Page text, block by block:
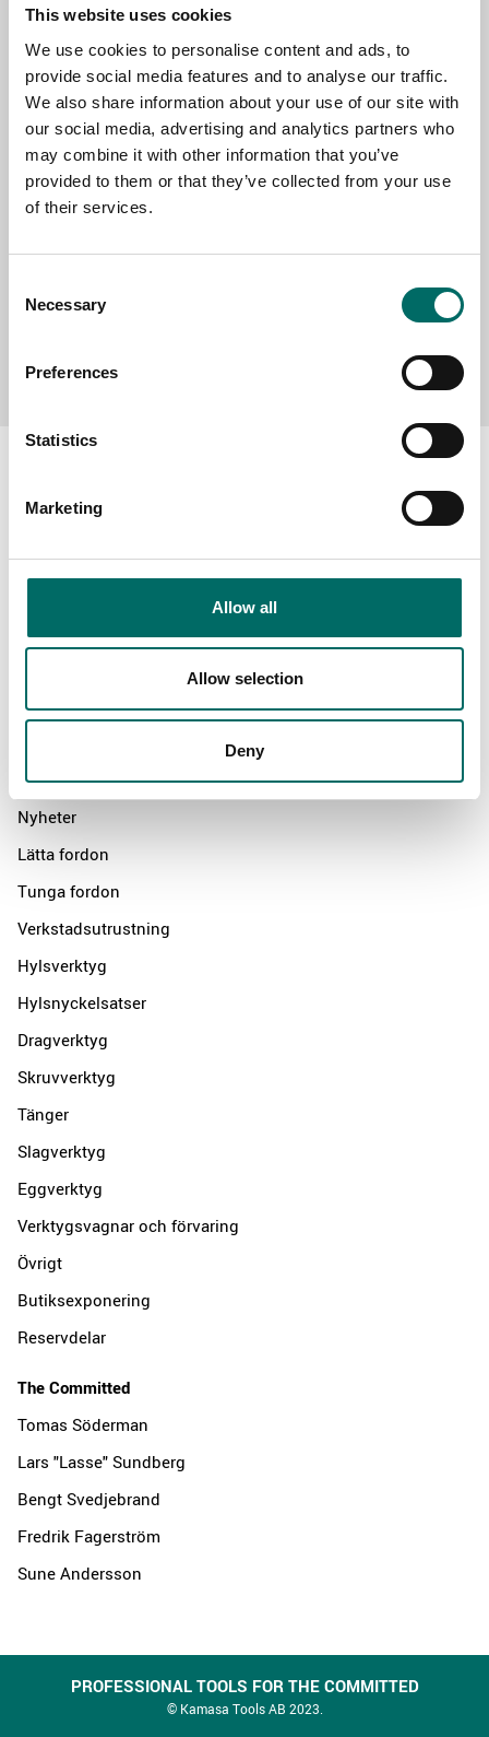
This website uses cookies
We use cookies to personalise content and ads, to
provide social media features and to analyse our traffic.
We also share information about your use of our site with
our social media, advertising and analytics partners who
may combine it with other information that you’ve
provided to them or that they’ve collected from your use
of their services.
Selection
Necessary
Preferences
Statistics
Marketing
Allow all
Allow selection
Deny
SELECT COUNTRY
MESSAGE (written in english)
Swedish quality
The Kamasa Tools warranty
News
Contact us
Products
Nyheter
Lätta fordon
Tunga fordon
Verkstadsutrustning
Hylsverktyg
Hylsnyckelsatser
Dragverktyg
Skruvverktyg
Tänger
Slagverktyg
Eggverktyg
Verktygsvagnar och förvaring
Övrigt
Butiksexponering
Reservdelar
The Committed
Tomas Söderman
Lars "Lasse" Sundberg
Bengt Svedjebrand
Fredrik Fagerström
Sune Andersson
PROFESSIONAL TOOLS FOR THE COMMITTED
© Kamasa Tools AB 2023.